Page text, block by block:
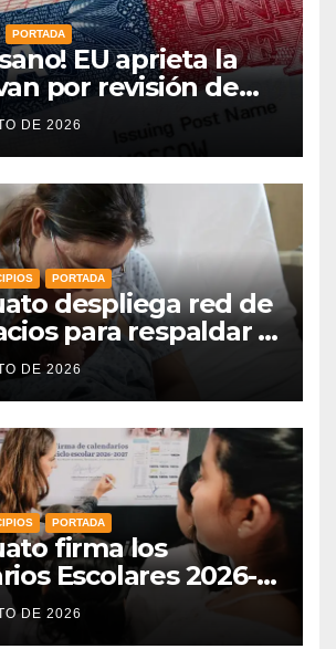
PORTADA
EU aprieta la
por revisión de
para más visas
reglas en la frontera
DE 2026
PORTADA
despliega red de
para respaldar la
materna
DE 2026
PORTADA
firma los
Escolares 2026-
el 31 de agosto
concluirán el 8 de
DE 2026